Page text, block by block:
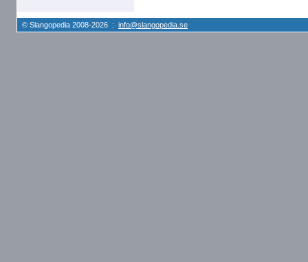
© Slangopedia 2008-2026 : info@slangopedia.se